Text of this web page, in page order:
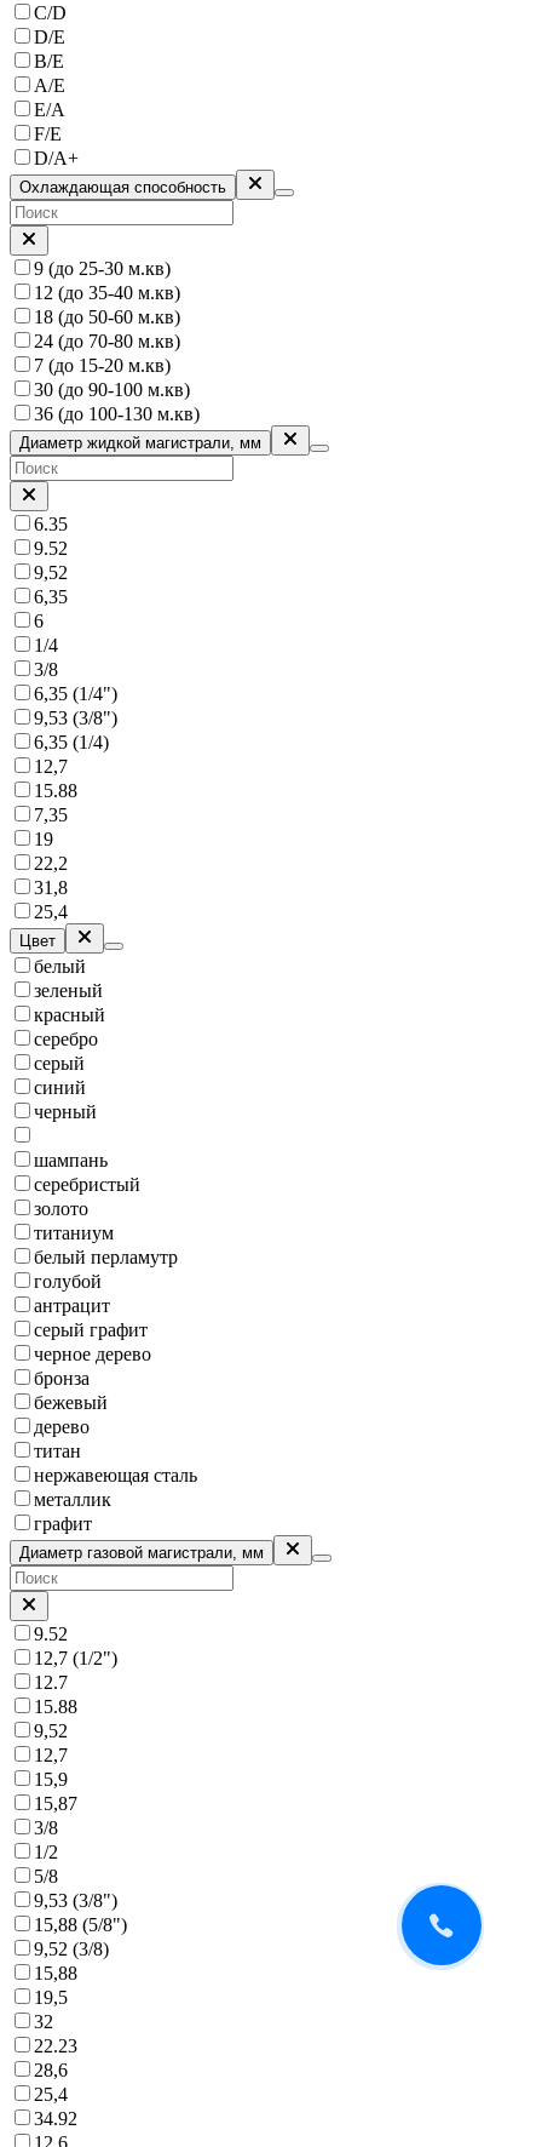
С/D
D/E
B/E
A/E
E/A
F/E
D/A+
Охлаждающая способность
9 (до 25-30 м.кв)
12 (до 35-40 м.кв)
18 (до 50-60 м.кв)
24 (до 70-80 м.кв)
7 (до 15-20 м.кв)
30 (до 90-100 м.кв)
36 (до 100-130 м.кв)
Диаметр жидкой магистрали, мм
6.35
9.52
9,52
6,35
6
1/4
3/8
6,35 (1/4")
9,53 (3/8")
6,35 (1/4)
12,7
15.88
7,35
19
22,2
31,8
25,4
Цвет
белый
зеленый
красный
серебро
серый
синий
черный
шампань
серебристый
золото
титаниум
белый перламутр
голубой
антрацит
серый графит
черное дерево
бронза
бежевый
дерево
титан
нержавеющая сталь
металлик
графит
Диаметр газовой магистрали, мм
9.52
12,7 (1/2")
12.7
15.88
9,52
12,7
15,9
15,87
3/8
1/2
5/8
9,53 (3/8")
15,88 (5/8")
9,52 (3/8)
15,88
19,5
32
22.23
28,6
25,4
34.92
12,6